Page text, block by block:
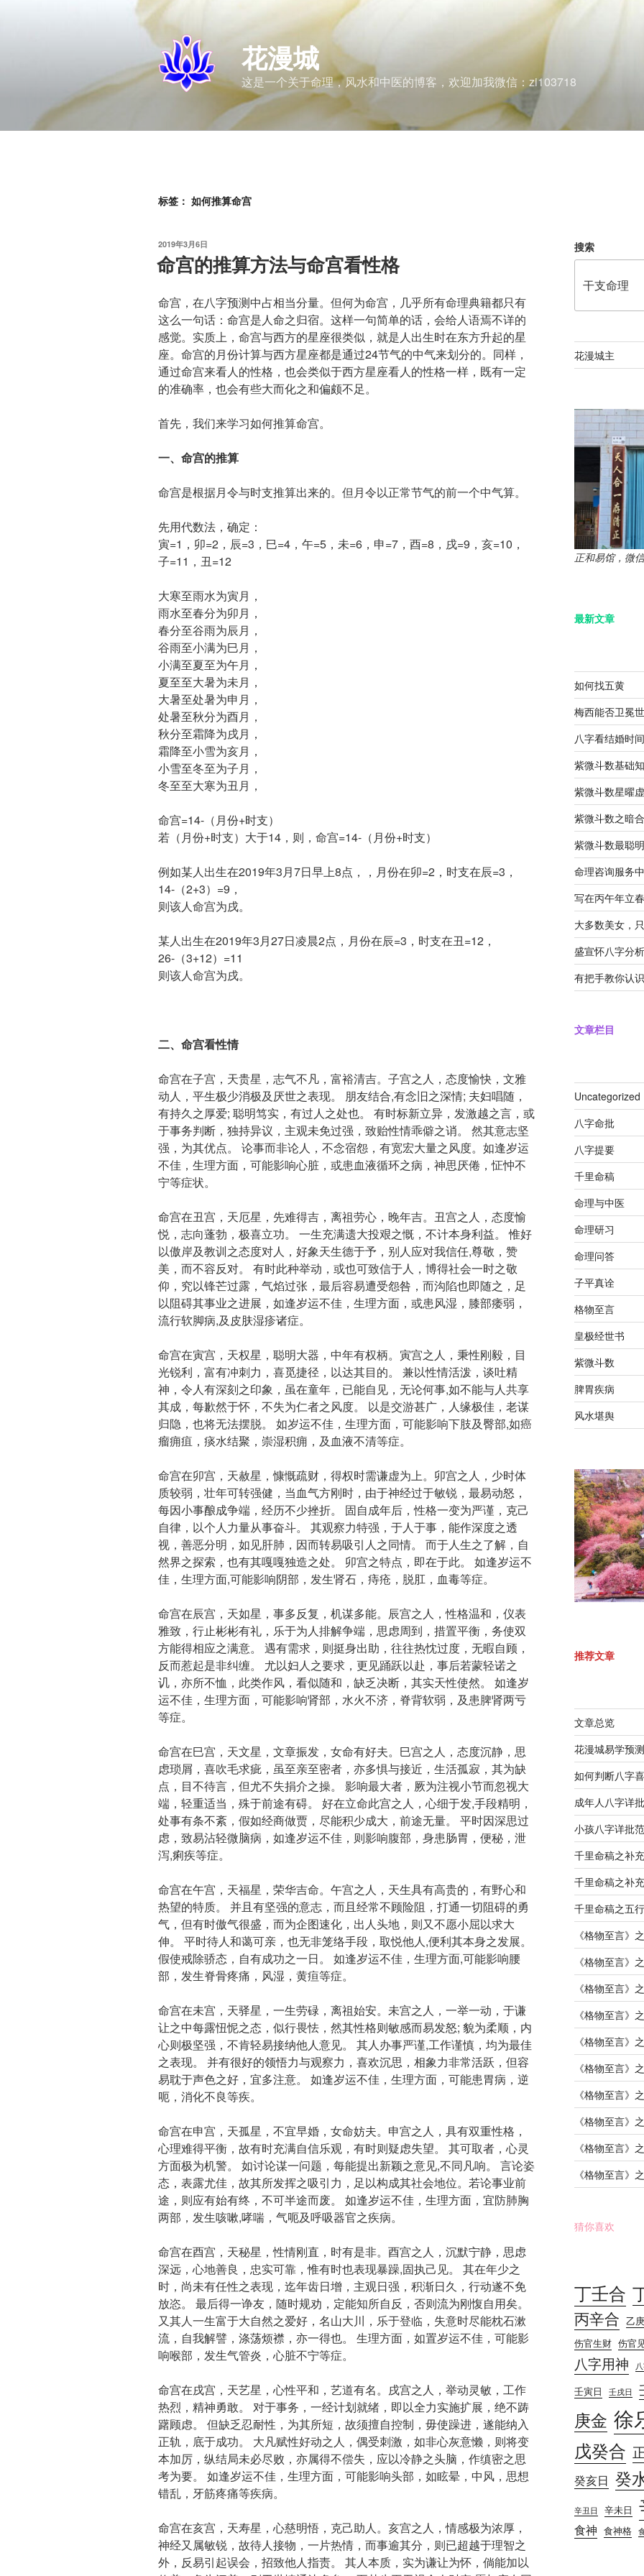
花漫城
这是一个关于命理，风水和中医的博客，欢迎加我微信：zi103718
标签： 如何推算命宫
发
布
于
2019年3月6日
命宫的推算方法与命宫看性格
命宫，在八字预测中占相当分量。但何为命宫，几乎所有命理典籍都只有
这么一句话：命宫是人命之归宿。这样一句简单的话，会给人语焉不详的
感觉。实质上，命宫与西方的星座很类似，就是人出生时在东方升起的星
座。命宫的月份计算与西方星座都是通过24节气的中气来划分的。同样，
通过命宫来看人的性格，也会类似于西方星座看人的性格一样，既有一定
的准确率，也会有些大而化之和偏颇不足。
首先，我们来学习如何推算命宫。
一、命宫的推算
命宫是根据月令与时支推算出来的。但月令以正常节气的前一个中气算。
先用代数法，确定：
寅=1，卯=2，辰=3，巳=4，午=5，未=6，申=7，酉=8，戌=9，亥=10，
子=11，丑=12
大寒至雨水为寅月，
雨水至春分为卯月，
春分至谷雨为辰月，
谷雨至小满为巳月，
小满至夏至为午月，
夏至至大暑为未月，
大暑至处暑为申月，
处暑至秋分为酉月，
秋分至霜降为戌月，
霜降至小雪为亥月，
小雪至冬至为子月，
冬至至大寒为丑月，
命宫=14-（月份+时支）
若（月份+时支）大于14，则，命宫=14-（月份+时支）
例如某人出生在2019年3月7日早上8点，，月份在卯=2，时支在辰=3，
14-（2+3）=9，
则该人命宫为戌。
某人出生在2019年3月27日凌晨2点，月份在辰=3，时支在丑=12，
26-（3+12）=11
则该人命宫为戌。
二、命宫看性情
命宫在子宫，天贵星，志气不凡，富裕清吉。子宫之人，态度愉快，文雅
动人，平生极少消极及厌世之表现。 朋友结合,有念旧之深情; 夫妇唱随，
有持久之厚爱; 聪明笃实，有过人之处也。 有时标新立异，发激越之言，或
于事务判断，独持异议，主观未免过强，致贻性情乖僻之诮。 然其意志坚
强，为其优点。 论事而非论人，不念宿怨，有宽宏大量之风度。如逢岁运
不佳，生理方面，可能影响心脏，或患血液循环之病，神思厌倦，怔忡不
宁等症状。
命宫在丑宫，天厄星，先难得吉，离祖劳心，晚年吉。丑宫之人，态度愉
悦，志向蓬勃，极喜立功。 一生充满遗大投艰之慨，不计本身利益。 惟好
以傲岸及教训之态度对人，好象天生德于予，别人应对我信任,尊敬，赞
美，而不容反对。 有时此种举动，或也可致信于人，博得社会一时之敬
仰，究以锋芒过露，气焰过张，最后容易遭受怨咎，而沟陷也即随之，足
以阻碍其事业之进展，如逢岁运不佳，生理方面，或患风湿，膝部痿弱，
流行软脚病,及皮肤湿疹诸症。
命宫在寅宫，天权星，聪明大器，中年有权柄。寅宫之人，秉性刚毅，目
光锐利，富有冲刺力，喜觅捷径，以达其目的。 兼以性情活泼，谈吐精
神，令人有深刻之印象，虽在童年，已能自见，无论何事,如不能与人共享
其成，每歉然于怀，不失为仁者之风度。 以是交游甚广，人缘极佳，老谋
归隐，也将无法摆脱。 如岁运不佳，生理方面，可能影响下肢及臀部,如癌
瘤痈疽，痰水结聚，崇湿积痈，及血液不清等症。
命宫在卯宫，天赦星，慷慨疏财，得权时需谦虚为上。卯宫之人，少时体
质较弱，壮年可转强健，当血气方刚时，由于神经过于敏锐，最易动怒，
每因小事酿成争端，经历不少挫折。 固自成年后，性格一变为严谨，克己
自律，以个人力量从事奋斗。 其观察力特强，于人于事，能作深度之透
视，善恶分明，如见肝肺，因而转易吸引人之同情。 而于人生之了解，自
然界之探索，也有其嘎嘎独造之处。 卯宫之特点，即在于此。 如逢岁运不
佳，生理方面,可能影响阴部，发生肾石，痔疮，脱肛，血毒等症。
命宫在辰宫，天如星，事多反复，机谋多能。辰宫之人，性格温和，仪表
雅致，行止彬彬有礼，乐于为人排解争端，思虑周到，措置平衡，务使双
方能得相应之满意。 遇有需求，则挺身出助，往往热忱过度，无暇自顾，
反而惹起是非纠缠。 尤以妇人之要求，更见踊跃以赴，事后若蒙轻诺之
讥，亦所不恤，此类作风，看似随和，缺乏决断，其实天性使然。 如逢岁
运不佳，生理方面，可能影响肾部，水火不济，脊背软弱，及患脾肾两亏
等症。
命宫在巳宫，天文星，文章振发，女命有好夫。巳宫之人，态度沉静，思
虑琐屑，喜吹毛求疵，虽至亲至密者，亦多惧与接近，生活孤寂，其为缺
点，目不待言，但尤不失捐介之操。 影响最大者，厥为注视小节而忽视大
端，轻重适当，殊于前途有碍。 好在立命此宫之人，心细于发,手段精明，
处事有条不紊，假如经商做贾，尽能积少成大，前途无量。 平时因深思过
虑，致易沾轻微脑病，如逢岁运不佳，则影响腹部，身患肠胃，便秘，泄
泻,痢疾等症。
命宫在午宫，天福星，荣华吉命。午宫之人，天生具有高贵的，有野心和
热望的特质。 并且有坚强的意志，而且经常不顾险阻，打通一切阻碍的勇
气，但有时傲气很盛，而为企图速化，出人头地，则又不愿小屈以求大
伸。 平时待人和蔼可亲，也无非笼络手段，取悦他人,便利其本身之发展。
假使戒除骄态，自有成功之一日。 如逢岁运不佳，生理方面,可能影响腰
部，发生脊骨疼痛，风湿，黄疸等症。
命宫在未宫，天驿星，一生劳碌，离祖始安。未宫之人，一举一动，于谦
让之中每露忸怩之态，似行畏怯，然其性格则敏感而易发怒; 貌为柔顺，内
心则极坚强，不肯轻易接纳他人意见。 其人办事严谨,工作谨慎，均为最佳
之表现。 并有很好的领悟力与观察力，喜欢沉思，相象力非常活跃，但容
易耽于声色之好，宜多注意。 如逢岁运不佳，生理方面，可能患胃病，逆
呃，消化不良等疾。
命宫在申宫，天孤星，不宜早婚，女命妨夫。申宫之人，具有双重性格，
心理难得平衡，故有时充满自信乐观，有时则疑虑失望。 其可取者，心灵
方面极为机警。 如讨论谋一问题，每能提出新颖之意见,不同凡响。 言论姿
态，表露尤佳，故其所发挥之吸引力，足以构成其社会地位。若论事业前
途，则应有始有终，不可半途而废。 如逢岁运不佳，生理方面，宜防肺胸
两部，发生咳嗽,哮喘，气呃及呼吸器官之疾病。
命宫在酉宫，天秘星，性情刚直，时有是非。酉宫之人，沉默宁静，思虑
深远，心地善良，忠实可靠，惟有时也表现暴躁,固执己见。 其在年少之
时，尚未有任性之表现，迄年齿日增，主观日强，积渐日久，行动遂不免
放恣。 最后得一诤友，随时规劝，定能知所自反，否则流为刚愎自用矣。
又其人一生富于大自然之爱好，名山大川，乐于登临，失意时尽能枕石漱
流，自我解譬，涤荡烦襟，亦一得也。 生理方面，如置岁运不佳，可能影
响喉部，发生气管炎，心脏不宁等症。
命宫在戌宫，天艺星，心性平和，艺道有名。戌宫之人，举动灵敏，工作
热烈，精神勇敢。 对于事务，一经计划就绪，即以全力实施扩展，绝不踌
躇顾虑。 但缺乏忍耐性，为其所短，故须擅自控制，毋使躁进，遂能纳入
正轨，底于成功。 大凡赋性好动之人，偶受刺激，如非心灰意懒，则将变
本加厉，纵结局未必尽败，亦属得不偿失，应以冷静之头脑，作缜密之思
考为要。 如逢岁运不佳，生理方面，可能影响头部，如眩晕，中风，思想
错乱，牙筋疼痛等疾病。
命宫在亥宫，天寿星，心慈明悟，克己助人。亥宫之人，情感极为浓厚，
神经又属敏锐，故待人接物，一片热情，而事逾其分，则已超越于理智之
外，反易引起误会，招致他人指责。 其人本质，实为谦让为怀，倘能加以
搜索
花漫城主
正和易馆，微
最新文章
如何找五黄
梅西能否卫冕
八字看结婚时间
紫微斗数基础
紫微斗数星曜
紫微斗数之暗
紫微斗数最聪
命理咨询服务
写在丙午年立春
大多数美女，
盛宣怀八字分析
有把手教你认
文章栏目
Uncategorized
八字命批
八字提要
千里命稿
命理与中医
命理研习
命理问答
子平真诠
格物至言
皇极经世书
紫微斗数
脾胃疾病
风水堪舆
推荐文章
文章总览
花漫城易学预
如何判断八字
成年人八字详
小孩八字详批
千里命稿之补
千里命稿之补
千里命稿之五
《格物至言》
《格物至言》
《格物至言》
《格物至言》
《格物至言》
《格物至言》
《格物至言》
《格物至言》
《格物至言》
《格物至言》
猜你喜欢
丁壬合
丙辛合 乙
伤官生财 伤官
八字用神
壬寅日 壬戌日
庚金 徐
戊癸合
癸亥日 癸
辛丑日 辛未日
食神 食神格